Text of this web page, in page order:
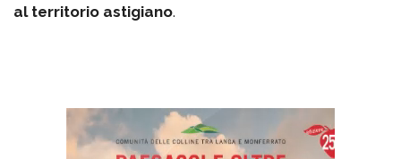
al territorio astigiano.